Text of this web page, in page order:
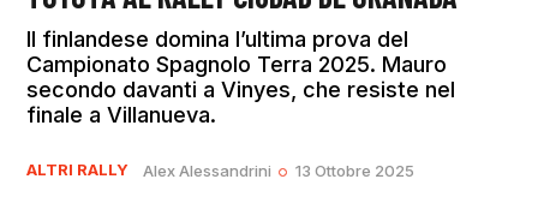
Il finlandese domina l’ultima prova del
Campionato Spagnolo Terra 2025. Mauro
secondo davanti a Vinyes, che resiste nel
finale a Villanueva.
ALTRI RALLY Alex Alessandrini 13 Ottobre 2025